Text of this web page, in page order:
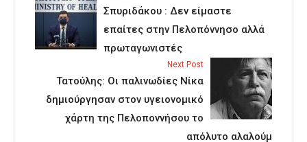
Σπυριδάκου : Δεν είμαστε
επαίτες στην Πελοπόννησο αλλά
πρωταγωνιστές
Next Post
Τατούλης: Οι παλινωδίες Νίκα
δημιούργησαν στον υγειονομικό
χάρτη της Πελοποννήσου το
απόλυτο αλαλούμ